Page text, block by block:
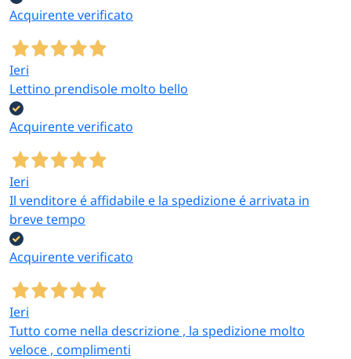
Acquirente verificato
Ieri
Lettino prendisole molto bello
Acquirente verificato
Ieri
Il venditore é affidabile e la spedizione é arrivata in
breve tempo
Acquirente verificato
Ieri
Tutto come nella descrizione , la spedizione molto
veloce , complimenti